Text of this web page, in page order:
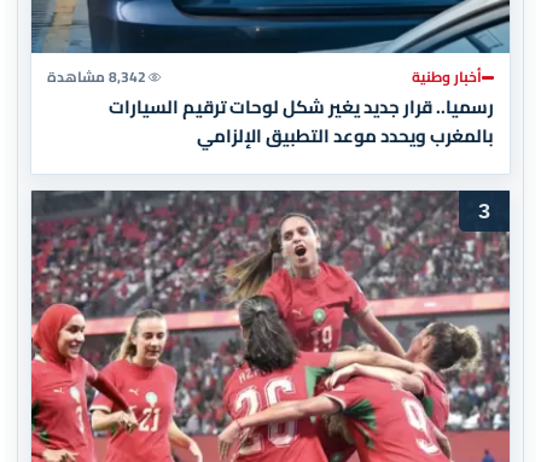
أخبار وطنية 8,342 مشاهدة
رسميا.. قرار جديد يغير شكل لوحات ترقيم السيارات
بالمغرب ويحدد موعد التطبيق الإلزامي
3